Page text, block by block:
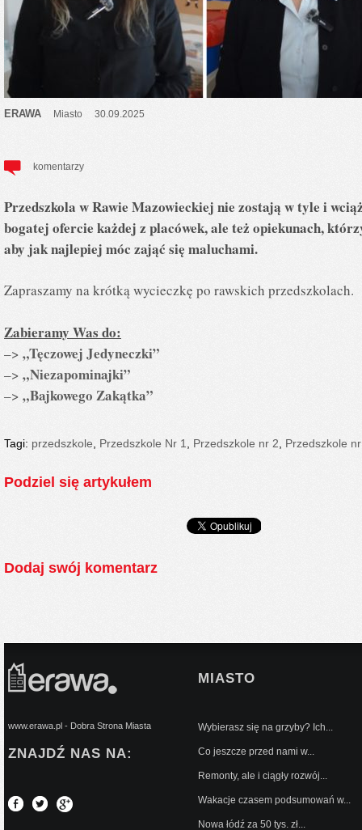
ERAWA Miasto 30.09.2025
komentarzy
Przedszkola w Rawie Mazowieckiej nie zostają w tyle i
bogatej ofercie każdej z placówek, ale też opiekunach,
aby jak najlepiej móc zająć się maluchami.
Zapraszamy na krótką wycieczkę po rawskich przedszkolach.
Zabieramy Was do:
–> „Tęczowej Jedyneczki”
–> „Niezapominajki”
–> „Bajkowego Zakątka”
Tagi: przedszkole Przedszkole Nr 1 Przedszkole nr 2 Przedszkole
Podziel się artykułem
Dodaj swój komentarz
www.erawa.pl - Dobra Strona Miasta
ZNAJDŹ NAS NA:
MIASTO
Wybierasz się na grzyby? Ich...
Co jeszcze przed nami w...
Remonty, ale i ciągły rozwój...
Wakacje czasem podsumowań w...
Nowa łódź za 50 tys. zł...